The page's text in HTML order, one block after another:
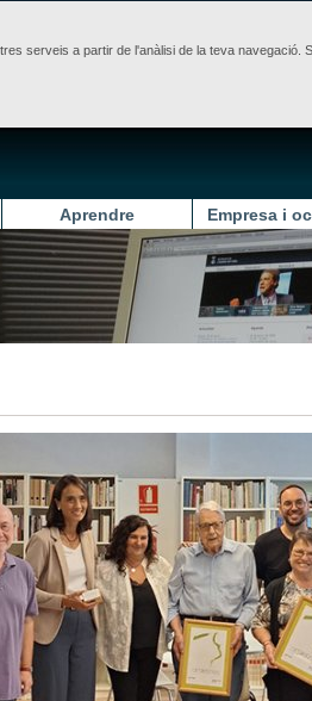
serveis a partir de l'anàlisi de la teva
Aprendre Empresa i